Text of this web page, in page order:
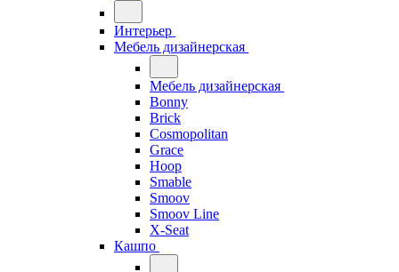
Интерьер
Мебель дизайнерская
Мебель дизайнерская
Bonny
Brick
Cosmopolitan
Grace
Hoop
Smable
Smoov
Smoov Line
X-Seat
Кашпо